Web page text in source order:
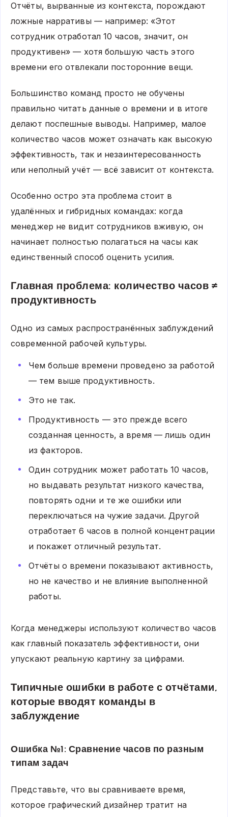
Отчёты, вырванные из контекста, порождают
ложные нарративы — например: «Этот
сотрудник отработал 10 часов, значит, он
продуктивен» — хотя большую часть этого
времени его отвлекали посторонние вещи.
Большинство команд просто не обучены
правильно читать данные о времени и в итоге
делают поспешные выводы. Например, малое
количество часов может означать как высокую
эффективность, так и незаинтересованность
или неполный учёт — всё зависит от контекста.
Особенно остро эта проблема стоит в
удалённых и гибридных командах: когда
менеджер не видит сотрудников вживую, он
начинает полностью полагаться на часы как
единственный способ оценить усилия.
Главная проблема: количество часов ≠
продуктивность
Одно из самых распространённых заблуждений
современной рабочей культуры.
Чем больше времени проведено за работой
— тем выше продуктивность.
Это не так.
Продуктивность — это прежде всего
созданная ценность, а время — лишь один
из факторов.
Один сотрудник может работать 10 часов,
но выдавать результат низкого качества,
повторять одни и те же ошибки или
переключаться на чужие задачи. Другой
отработает 6 часов в полной концентрации
и покажет отличный результат.
Отчёты о времени показывают активность,
но не качество и не влияние выполненной
работы.
Когда менеджеры используют количество часов
как главный показатель эффективности, они
упускают реальную картину за цифрами.
Типичные ошибки в работе с отчётами,
которые вводят команды в
заблуждение
Ошибка №1: Сравнение часов по разным
типам задач
Представьте, что вы сравниваете время,
которое графический дизайнер тратит на